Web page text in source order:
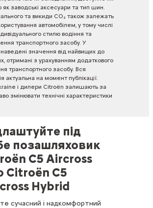
як заводські аксесуари та тип шин.
та викиди CO₂ також залежать
автомобілем, у тому числі
стилю водіння та
транспортного засобу. У
наведені значення від найвищих до
отримані з урахуванням додаткового
транспортного засобу. Вся
актуальна на момент публікації.
і дилери Citroën залишають за
змінювати технічні характеристики
під
позашляховик
C5 Aircross
Citroën C5
Hybrid
сучасний і надкомфортний